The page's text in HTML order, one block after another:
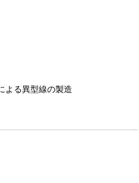
よる異型線の製造